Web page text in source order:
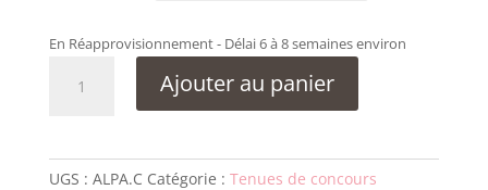
En Réapprovisionnement - Délai 6 à 8 semaines environ
Ajouter au panier
UGS : ALPA.C Catégorie : Tenues de concours